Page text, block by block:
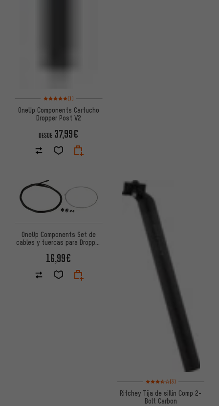
Valoración media: 5 de 5 basada en 1 reseñas
(1)
OneUp Components Cartucho
Dropper Post V2
DESDE 37,99€
OneUp Components Set de
cables y tuercas para Dropper
16,99€
Valoración media: 3,5 de 5
(3)
Ritchey Tija de sillín Comp 2-
Bolt Carbon